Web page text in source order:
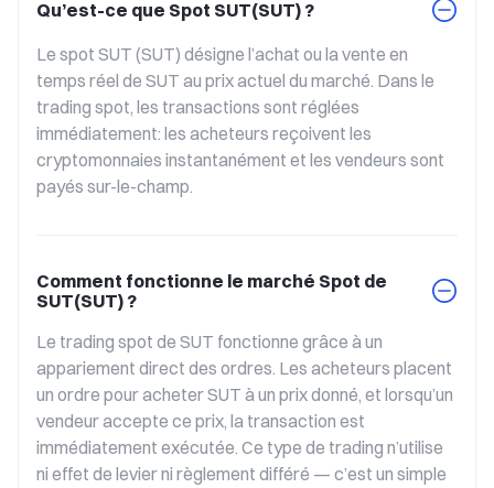
Qu’est-ce que Spot SUT(SUT) ?
Le spot SUT (SUT) désigne l’achat ou la vente en
temps réel de SUT au prix actuel du marché. Dans le
trading spot, les transactions sont réglées
immédiatement: les acheteurs reçoivent les
cryptomonnaies instantanément et les vendeurs sont
payés sur-le-champ.
Comment fonctionne le marché Spot de
SUT(SUT) ?
Le trading spot de SUT fonctionne grâce à un
appariement direct des ordres. Les acheteurs placent
un ordre pour acheter SUT à un prix donné, et lorsqu’un
vendeur accepte ce prix, la transaction est
immédiatement exécutée. Ce type de trading n’utilise
ni effet de levier ni règlement différé — c’est un simple